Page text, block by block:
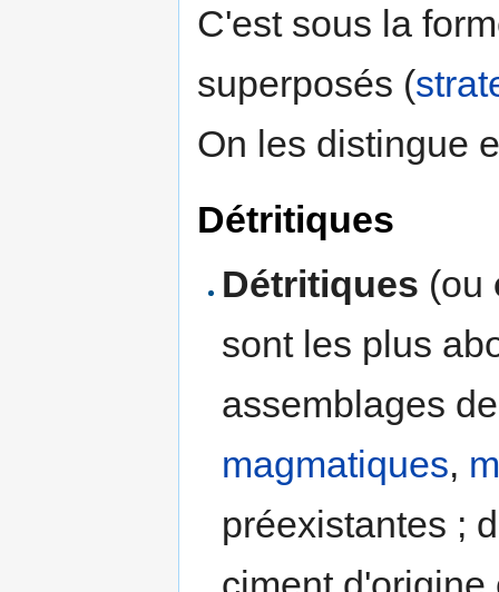
C'est sous la
superposés (
On les distingue
Détritiques
Détritiques (ou
sont les plus
assemblages
magmatiques,
préexistantes ;